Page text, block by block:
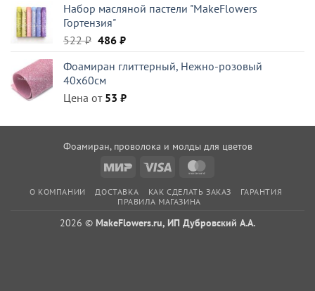
составляла
522 ₽.
486 ₽.
Набор масляной пастели "MakeFlowers
Гортензия"
522₽ Первоначальная
составляла
522 ₽.
486 ₽Текущая
486 ₽.
Фоамиран глиттерный, Нежно-розовый
40x60см
Цена от 53 ₽
Фоамиран, проволока и молды для цветов
Mir
Visa
О КОМПАНИИ ДОСТАВКА КАК СДЕЛАТЬ ЗАКАЗ
ГАРАНТИЯ
ПРАВИЛА МАГАЗИНА
2026 © MakeFlowers.ru, ИП Дубровский А.А.